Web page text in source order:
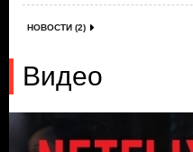
НОВОСТИ (2)
Видео